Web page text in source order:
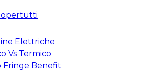
Elettriche
Vs Termico
Fringe Benefit